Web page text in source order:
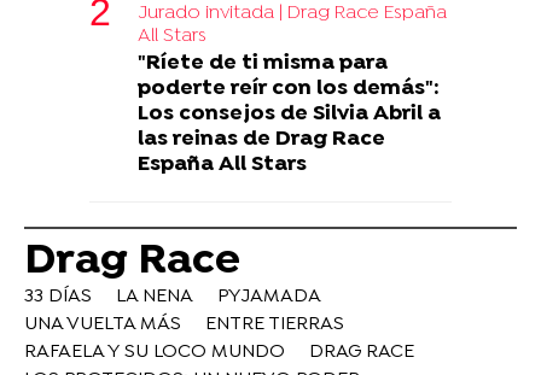
Jurado invitada | Drag Race España
All Stars
"Ríete de ti misma para
poderte reír con los demás":
Los consejos de Silvia Abril a
las reinas de Drag Race
España All Stars
Drag Race
33 DÍAS LA NENA
PYJAMADA
UNA VUELTA MÁS
ENTRE TIERRAS
RAFAELA Y SU LOCO MUNDO
DRAG RACE